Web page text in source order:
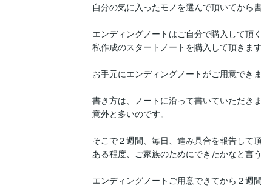
自分の気に入ったモノを選んで頂いてから
エンディングノートはご自分で購入して頂く
私作成のスタートノートを購入して頂きます
お手元にエンディングノートがご用意でき
書き方は、ノートに沿って書いていただき
意外と多いのです。
そこで２週間、毎日、進み具合を報告して頂
ある程度、ご家族のためにできたかなと言
エンディングノートご用意できてから２週